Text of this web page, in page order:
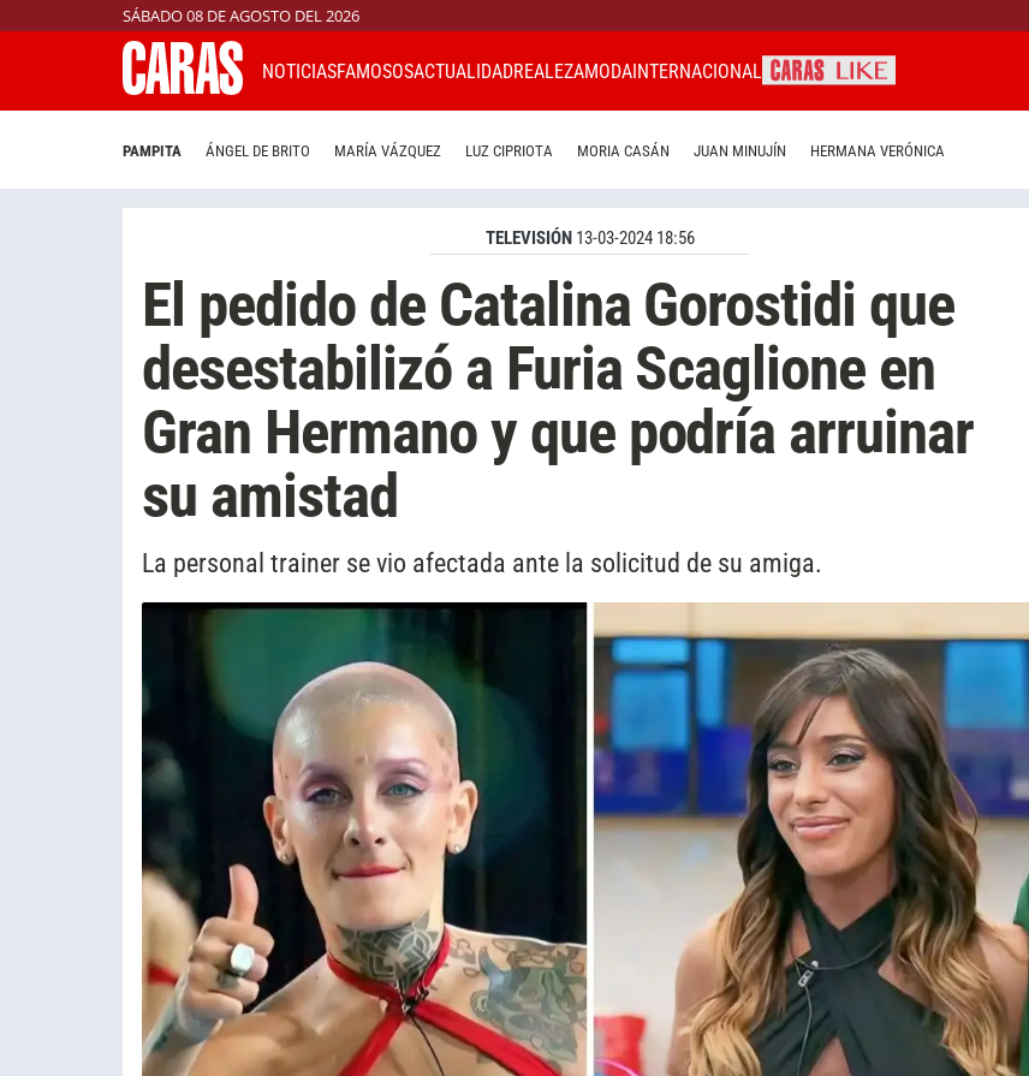
SÁBADO 08 DE AGOSTO DEL 2026
NOTICIASFAMOSOSACTUALIDADREALEZAMODAINTERNACIONAL
PAMPITA ÁNGEL DE BRITO MARÍA VÁZQUEZ LUZ CIPRIOTA MORIA CASÁN JUAN MINUJÍN HERMANA VERÓNICA
TELEVISIÓN 13-03-2024 18:56
El pedido de Catalina Gorostidi que
desestabilizó a Furia Scaglione en
Gran Hermano y que podría arruinar
su amistad
La personal trainer se vio afectada ante la solicitud de su amiga.